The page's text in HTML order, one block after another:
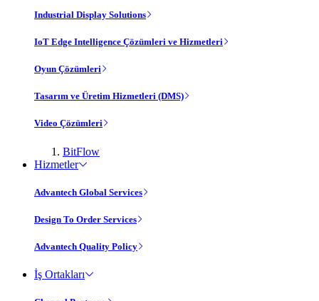
Industrial Display Solutions
IoT Edge Intelligence Çözümleri ve Hizmetleri
Oyun Çözümleri
Tasarım ve Üretim Hizmetleri (DMS)
Video Çözümleri
BitFlow
Hizmetler
Advantech Global Services
Design To Order Services
Advantech Quality Policy
İş Ortakları